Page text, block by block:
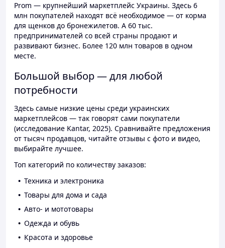
Prom — крупнейший маркетплейс Украины. Здесь 6
млн покупателей находят всё необходимое — от корма
для щенков до бронежилетов. А 60 тыс.
предпринимателей со всей страны продают и
развивают бизнес. Более 120 млн товаров в одном
месте.
Большой выбор — для любой
потребности
Здесь самые низкие цены среди украинских
маркетплейсов — так говорят сами покупатели
(исследование Kantar, 2025). Сравнивайте предложения
от тысяч продавцов, читайте отзывы с фото и видео,
выбирайте лучшее.
Топ категорий по количеству заказов:
Техника и электроника
Товары для дома и сада
Авто- и мототовары
Одежда и обувь
Красота и здоровье